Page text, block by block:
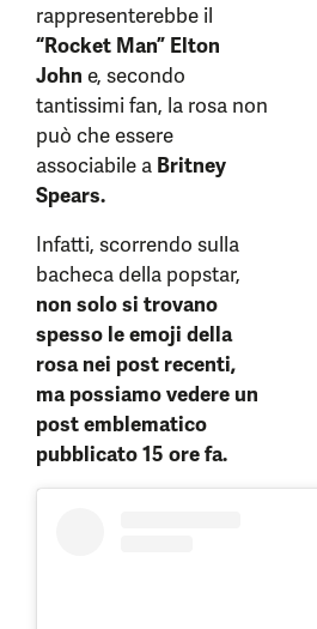
rappresenterebbe il
“Rocket Man” Elton
John e, secondo
tantissimi fan, la rosa non
può che essere
associabile a Britney
Spears.
Infatti, scorrendo sulla
bacheca della popstar,
non solo si trovano
spesso le emoji della
rosa nei post recenti,
ma possiamo vedere un
post emblematico
pubblicato 15 ore fa.